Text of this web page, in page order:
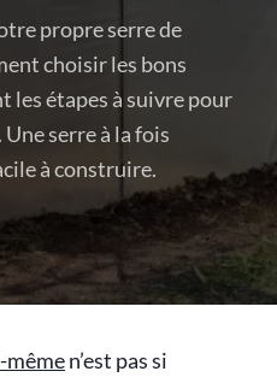
propre serre de
choisir les bons
les étapes à suivre pour
serre à la fois
à construire.
mêmen’est pas si